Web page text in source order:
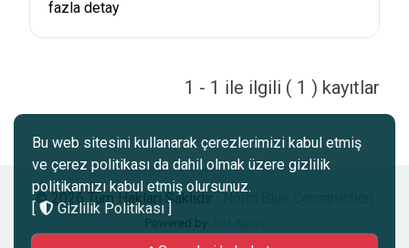
fazla detay
1 - 1 ile ilgili ( 1 ) kayıtlar
© 2026 Tüm Hakları Saklıdır .
Powered by
Bu web sitesini kullanarak çerezlerimizi kabul etmiş
ve çerez politikası da dahil olmak üzere gizlilik
politikamızı kabul etmiş olursunuz.
[
Gizlilik Politikası]